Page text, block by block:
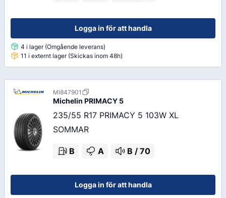
Logga in för att handla
4 i lager (Omgående leverans)
11 i externt lager (Skickas inom 48h)
MI847901
Michelin PRIMACY 5
235/55 R17 PRIMACY 5 103W XL
SOMMAR
B A B / 70
Logga in för att handla